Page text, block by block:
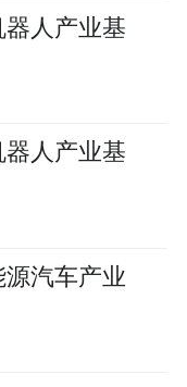
人产业基
人产业基
汽车产业